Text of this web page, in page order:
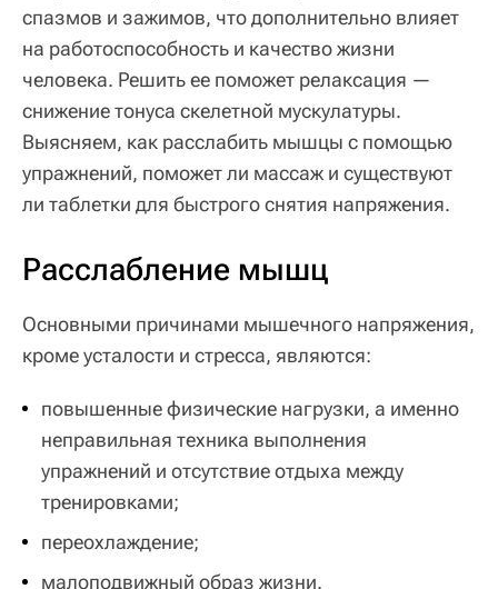
спазмов и зажимов, что дополнительно влияет
на работоспособность и качество жизни
человека. Решить ее поможет релаксация —
снижение тонуса скелетной мускулатуры.
Выясняем, как расслабить мышцы с помощью
упражнений, поможет ли массаж и существуют
ли таблетки для быстрого снятия напряжения.
Расслабление мышц
Основными причинами мышечного напряжения,
кроме усталости и стресса, являются:
повышенные физические нагрузки, а именно
неправильная техника выполнения
упражнений и отсутствие отдыха между
тренировками;
переохлаждение;
малоподвижный образ жизни.